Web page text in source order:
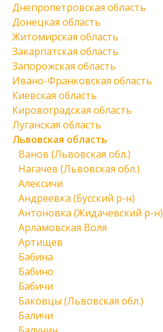
Днепропетровская область
Донецкая область
Житомирская область
Закарпатская область
Запорожская область
Ивано-Франковская область
Киевская область
Кировоградская область
Луганская область
Львовская область
Ванов (Львовская обл.)
Нагачев (Львовская обл.)
Алексичи
Андреевка (Бусский р-н)
Антоновка (Жидачевский р-н)
Арламовская Воля
Артищев
Бабина
Бабино
Бабичи
Баковцы (Львовская обл.)
Баличи